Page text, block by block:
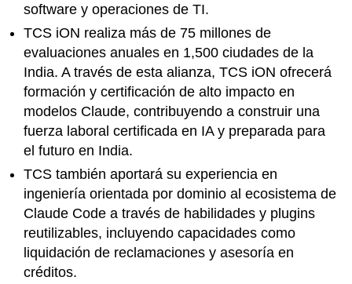
software y operaciones de TI.
TCS iON realiza más de 75 millones de
evaluaciones anuales en 1,500 ciudades de la
India. A través de esta alianza, TCS iON ofrecerá
formación y certificación de alto impacto en
modelos Claude, contribuyendo a construir una
fuerza laboral certificada en IA y preparada para
el futuro en India.
TCS también aportará su experiencia en
ingeniería orientada por dominio al ecosistema de
Claude Code a través de habilidades y plugins
reutilizables, incluyendo capacidades como
liquidación de reclamaciones y asesoría en
créditos.